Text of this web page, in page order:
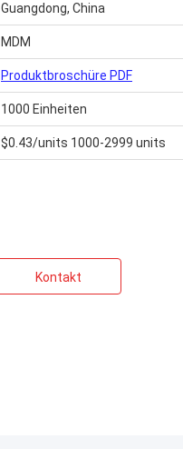
Guangdong, China
MDM
Produktbroschüre PDF
1000 Einheiten
$0.43/units 1000-2999 units
Kontakt